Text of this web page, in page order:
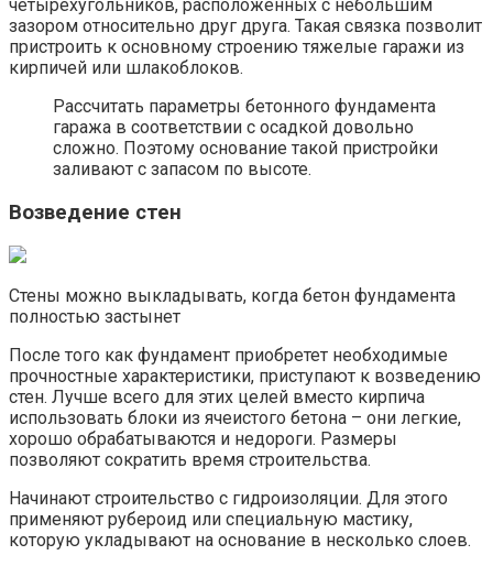
четырехугольников, расположенных с небольшим
зазором относительно друг друга. Такая связка позволит
пристроить к основному строению тяжелые гаражи из
кирпичей или шлакоблоков.
Рассчитать параметры бетонного фундамента
гаража в соответствии с осадкой довольно
сложно. Поэтому основание такой пристройки
заливают с запасом по высоте.
Возведение стен
Стены можно выкладывать, когда бетон фундамента
полностью застынет
После того как фундамент приобретет необходимые
прочностные характеристики, приступают к возведению
стен. Лучше всего для этих целей вместо кирпича
использовать блоки из ячеистого бетона – они легкие,
хорошо обрабатываются и недороги. Размеры
позволяют сократить время строительства.
Начинают строительство с гидроизоляции. Для этого
применяют рубероид или специальную мастику,
которую укладывают на основание в несколько слоев.